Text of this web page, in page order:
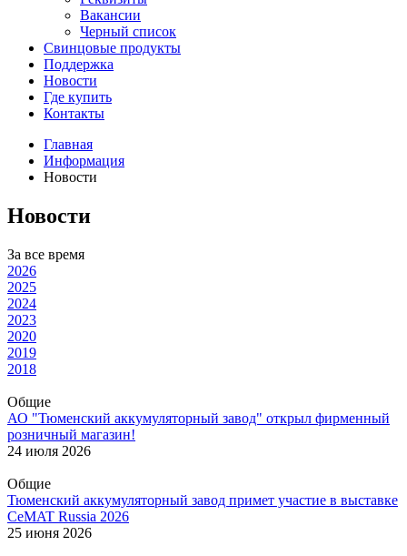
Вакансии
Черный список
Свинцовые продукты
Поддержка
Новости
Где купить
Контакты
Главная
Информация
Новости
Новости
За все время
2026
2025
2024
2023
2020
2019
2018
Общие
АО "Тюменский аккумуляторный завод" открыл фирменный
розничный магазин!
24 июля 2026
Общие
Тюменский аккумуляторный завод примет участие в выставке
CeMAT Russia 2026
25 июня 2026